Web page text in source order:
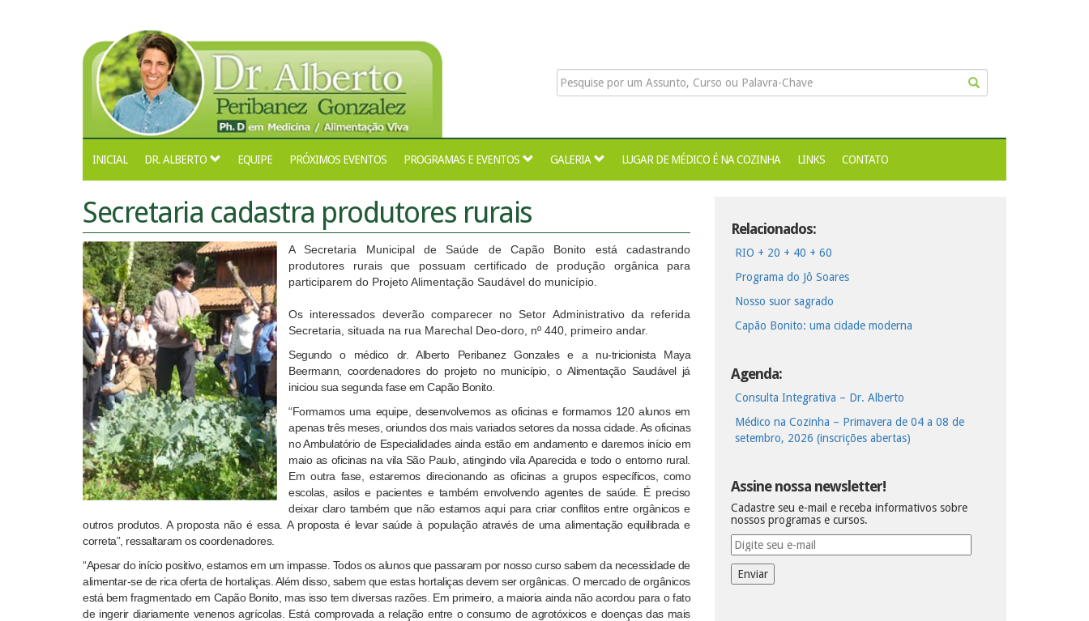
INICIAL DR. ALBERTO EQUIPE PRÓXIMOS EVENTOS PROGRAMAS E EVENTOS GALERIA LUGAR DE MÉDICO É NA COZINHA LINKS CONTATO
Secretaria cadastra produtores rurais
A Secretaria Municipal de Saúde de Capão Bonito está cadastrando
produtores rurais que possuam certificado de produção orgânica para
participarem do Projeto Alimentação Saudável do município.
Os interessados deverão comparecer no Setor Administrativo da referida
Secretaria, situada na rua Marechal Deo-doro, nº 440, primeiro andar.
Segundo o médico dr. Alberto Peribanez Gonzales e a nu-tricionista Maya
Beermann, coordenadores do projeto no município, o Alimentação Saudável já
iniciou sua segunda fase em Capão Bonito.
“Formamos uma equipe, desenvolvemos as oficinas e formamos 120 alunos em
apenas três meses, oriundos dos mais variados setores da nossa cidade. As oficinas
no Ambulatório de Especialidades ainda estão em andamento e daremos início em
maio as oficinas na vila São Paulo, atingindo vila Aparecida e todo o entorno rural.
Em outra fase, estaremos direcionando as oficinas a grupos específicos, como
escolas, asilos e pacientes e também envolvendo agentes de saúde. É preciso
deixar claro também que não estamos aqui para criar conflitos entre orgânicos e
outros produtos. A proposta não é essa. A proposta é levar saúde à população através de uma alimentação equilibrada e
correta”, ressaltaram os coordenadores.
“Apesar do início positivo, estamos em um impasse. Todos os alunos que passaram por nosso curso sabem da necessidade de
alimentar-se de rica oferta de hortaliças. Além disso, sabem que estas hortaliças devem ser orgânicas. O mercado de orgânicos
está bem fragmentado em Capão Bonito, mas isso tem diversas razões. Em primeiro, a maioria ainda não acordou para o fato
de ingerir diariamente venenos agrícolas. Está comprovada a relação entre o consumo de agrotóxicos e doenças das mais
Relacionados:
RIO + 20 + 40 + 60
Programa do Jô Soares
Nosso suor sagrado
Capão Bonito: uma cidade moderna
Agenda:
Consulta Integrativa – Dr. Alberto
Médico na Cozinha – Primavera de 04 a 08 de
setembro, 2026 (inscrições abertas)
Assine nossa newsletter!
Cadastre seu e-mail e receba informativos sobre
nossos programas e cursos.